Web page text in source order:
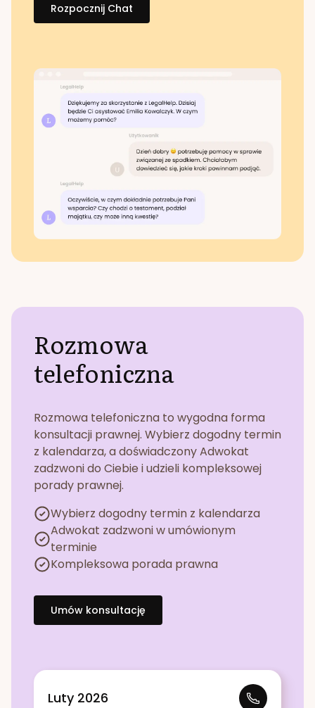
Rozpocznij Chat
Rozmowa
telefoniczna
Rozmowa telefoniczna to wygodna forma
konsultacji prawnej. Wybierz dogodny termin
z kalendarza, a doświadczony Adwokat
zadzwoni do Ciebie i udzieli kompleksowej
porady prawnej.
Wybierz dogodny termin z kalendarza
Adwokat zadzwoni w umówionym
terminie
Kompleksowa porada prawna
Umów konsultację
Luty 2026